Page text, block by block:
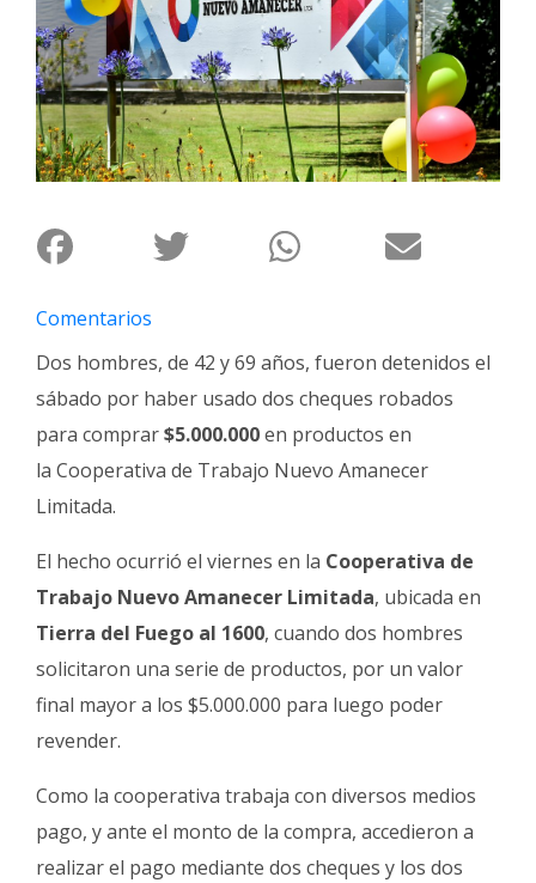
Espectáculos
Policiales
Cartelera
Fotos
de
Clasificados
Comentarios
Dos hombres, de 42 y 69 años, fueron detenidos el
sábado por haber usado dos cheques robados
para comprar$5.000.000en productos en
la Cooperativa de Trabajo Nuevo Amanecer
Limitada.
El hecho ocurrió el viernes en la Cooperativa de
Trabajo Nuevo Amanecer Limitada, ubicada en
Tierra del Fuego al 1600, cuando dos hombres
solicitaron una serie de productos, por un valor
final mayor a los $5.000.000 para luego poder
revender.
Como la cooperativa trabaja con diversos medios
pago, y ante el monto de la compra, accedieron a
realizar el pago mediante dos cheques y los dos